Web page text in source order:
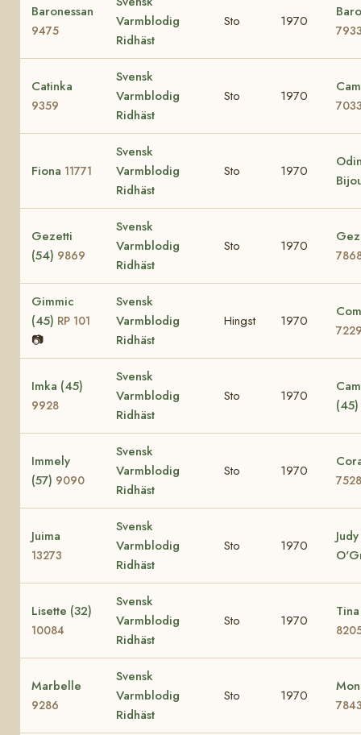
Baronessan
9475
Varmblodig
Ridhäst
Sto 1970
Catinka
9359
Svensk
Varmblodig
Ridhäst
Sto 1970
Fiona 11771
Svensk
Varmblodig
Ridhäst
Sto 1970
Gezetti
(54) 9869
Svensk
Varmblodig
Ridhäst
Sto 1970
Gimmic
(45) RP 101
📷
Svensk
Varmblodig
Ridhäst
Hingst 1970
Imka (45)
9928
Svensk
Varmblodig
Ridhäst
Sto 1970
(45)
Immely
(57) 9090
Svensk
Varmblodig
Ridhäst
Sto 1970
7528
Juima
13273
Svensk
Varmblodig
Ridhäst
Sto 1970
Judy
Lisette (32)
10084
Svensk
Varmblodig
Ridhäst
Sto 1970
Marbelle
9286
Svensk
Varmblodig
Ridhäst
Sto 1970